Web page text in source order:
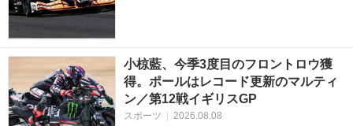
小椋藍、今季3度目のフロントロウ獲
得。ポールはレコード更新のマルティ
ン／第12戦イギリスGP
スポーツ | 2026.08.08